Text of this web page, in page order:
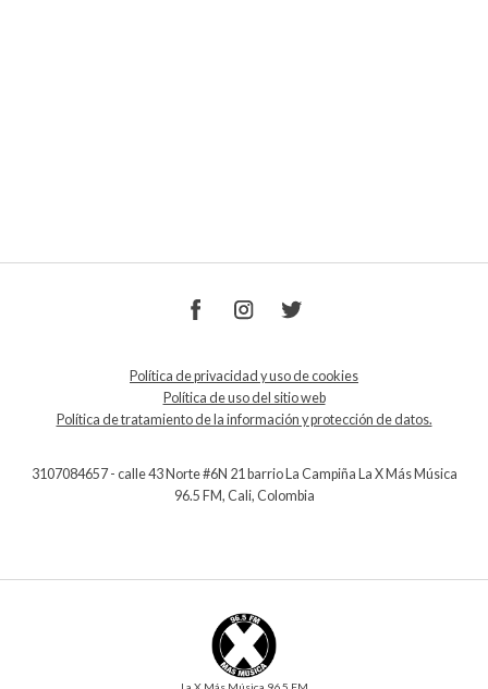
Política de privacidad y uso de cookies
Política de uso del sitio web
Política de tratamiento de la información y protección de datos.
3107084657 - calle 43 Norte #6N 21 barrio La Campiña La X Más Música
96.5 FM, Cali, Colombia